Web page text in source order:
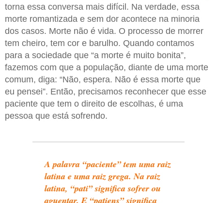
torna essa conversa mais difícil. Na verdade, essa
morte romantizada e sem dor acontece na minoria
dos casos. Morte não é vida. O processo de morrer
tem cheiro, tem cor e barulho. Quando contamos
para a sociedade que “a morte é muito bonita”,
fazemos com que a população, diante de uma morte
comum, diga: “Não, espera. Não é essa morte que
eu pensei”. Então, precisamos reconhecer que esse
paciente que tem o direito de escolhas, é uma
pessoa que está sofrendo.
A palavra “paciente” tem uma raiz
latina e uma raiz grega. Na raiz
latina, “pati” significa sofrer ou
aguentar. E “patiens” significa